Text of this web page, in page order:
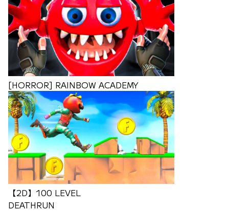
[HORROR] RAINBOW ACADEMY
【2D】100 LEVEL
DEATHRUN